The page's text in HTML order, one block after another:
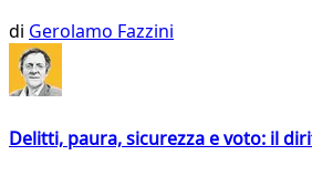
di Gerolamo Fazzini
Delitti, paura, sicurezza e voto: il